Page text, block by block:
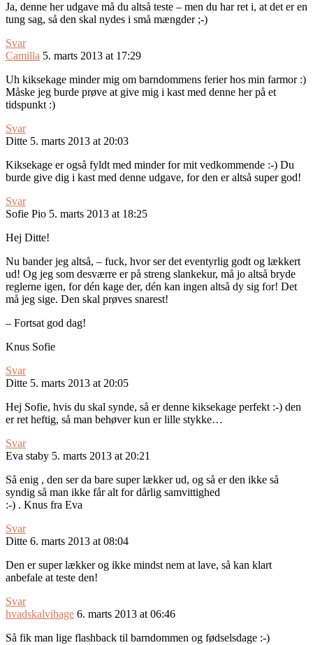
Ja, denne her udgave må du altså teste – men du har ret i, at det er en
tung sag, så den skal nydes i små mængder ;-)
Svar
Camilla 5. marts 2013 at 17:29
Uh kiksekage minder mig om barndommens ferier hos min farmor :)
Måske jeg burde prøve at give mig i kast med denne her på et
tidspunkt :)
Svar
Ditte 5. marts 2013 at 20:03
Kiksekage er også fyldt med minder for mit vedkommende :-) Du
burde give dig i kast med denne udgave, for den er altså super god!
Svar
Sofie Pio 5. marts 2013 at 18:25
Hej Ditte!
Nu bander jeg altså, – fuck, hvor ser det eventyrlig godt og lækkert
ud! Og jeg som desværre er på streng slankekur, må jo altså bryde
reglerne igen, for dén kage der, dén kan ingen altså dy sig for! Det
må jeg sige. Den skal prøves snarest!
– Fortsat god dag!
Knus Sofie
Svar
Ditte 5. marts 2013 at 20:05
Hej Sofie, hvis du skal synde, så er denne kiksekage perfekt :-) den
er ret heftig, så man behøver kun er lille stykke…
Svar
Eva staby 5. marts 2013 at 20:21
Så enig , den ser da bare super lækker ud, og så er den ikke så
syndig så man ikke får alt for dårlig samvittighed
:-) . Knus fra Eva
Svar
Ditte 6. marts 2013 at 08:04
Den er super lækker og ikke mindst nem at lave, så kan klart
anbefale at teste den!
Svar
hvadskalvibage 6. marts 2013 at 06:46
Så fik man lige flashback til barndommen og fødselsdage :-)